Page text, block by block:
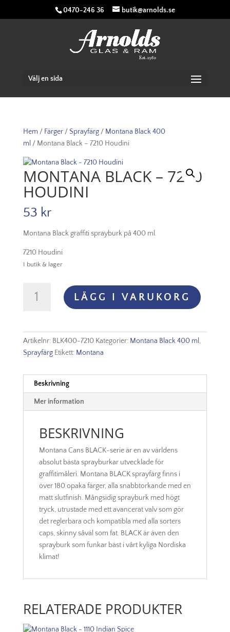
0470-246 36 butik@arnolds.se
Välj en sida
Hem / Färger/ Sprayfärg/ Montana Black 400
ml / Montana Black – 7210 Houdini
MONTANA BLACK – 7210
HOUDINI
53 kr
Montana Black graffiti sprayburk på 400 ml.
7210 Houdini
I butik & lager
Black
LÄGG I VARUKORG
Artikelnr: BLK400-7210 Kategorier: Montana Black 400 ml ,
Sprayfärg Etikett: Montana
Beskrivning
Mer information
BESKRIVNING
Montana Cans BLACK-serie är en av världens
absolut bästa sprayburkar utvecklade för
graffitimåleri. Montana BLACK sprayfärg finns i
över 180 opaka färger, alla snabbtorkande med en
matt slutfinish. Mångsidig sprayburk med högt
tryck, utrustade med ett avancerat valv som gör
det reglerbara och kompatibla med alla sorters
caps, skinny såväl som fat. BLACK är även den
sprayburk som funkar bäst i vårt kyliga Nordiska
klimat!
RELATERADE PRODUKTER